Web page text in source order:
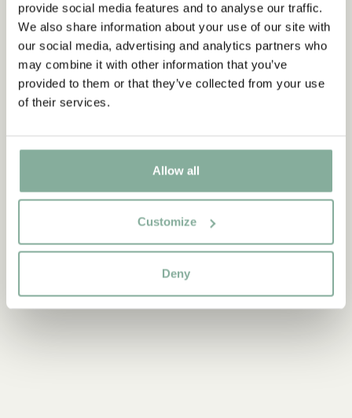
provide social media features and to analyse our traffic.
We also share information about your use of our site with
our social media, advertising and analytics partners who
may combine it with other information that you’ve
provided to them or that they’ve collected from your use
of their services.
Allow all
Customize
Deny
Du kanske också gillar
Flat tallrik med kant Bröderna Lejonhjärta
BRÖDERNA LEJONHJÄRTA
Upptäck mer Inredning
DUKNING MUGGAR & KOPPAR
BRICKOR